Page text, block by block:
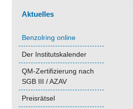
Aktuelles
Benzolring online
Der Institutskalender
QM-Zertifizierung nach
SGB III / AZAV
Preisrätsel